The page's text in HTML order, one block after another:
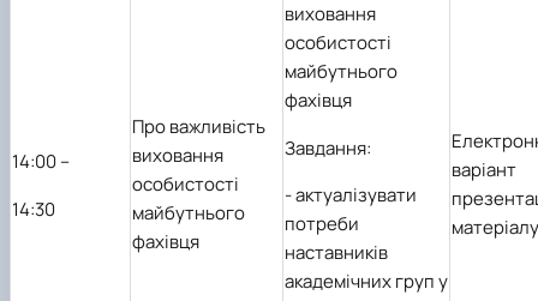
14:00 –
14:30
Про важливість
виховання
особистості
майбутнього
фахівця
виховання
особистості
майбутнього
фахівця
Завдання:
-актуалізувати
потреби
наставників
академічних груп у
варіант
матеріалу